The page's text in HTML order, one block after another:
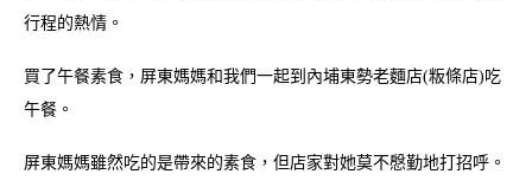
行程的熱情。
買了午餐素食，屏東媽媽和我們一起到內埔東勢老麵店(粄條店)吃
午餐。
屏東媽媽雖然吃的是帶來的素食，但店家對她莫不慇勤地打招呼。